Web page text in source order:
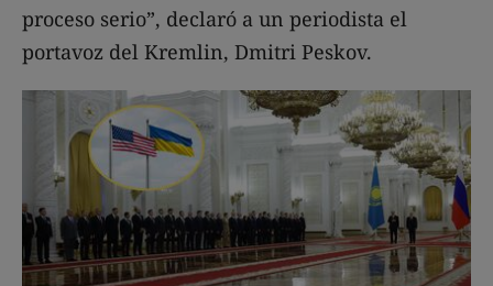
proceso serio”, declaró a un periodista el
portavoz del Kremlin, Dmitri Peskov.